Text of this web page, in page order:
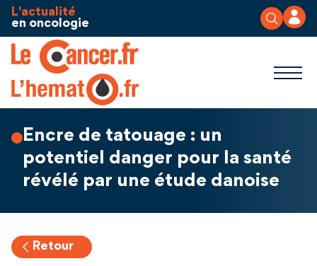
Aller au contenu
L'actualité
en oncologie
Encre de tatouage : un
potentiel danger pour la santé
révélé par une étude danoise
Retour
Panneau de gestion des cookies